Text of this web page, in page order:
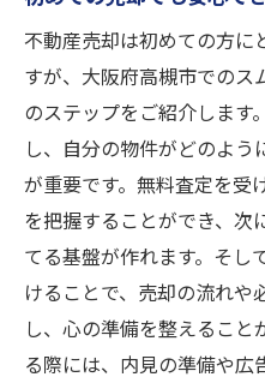
不動産売却は初めての方に
すが、大阪府高槻市でのス
のステップをご紹介します
し、自分の物件がどのよう
が重要です。無料査定を受
を把握することができ、次
てる基盤が作れます。そし
けることで、売却の流れや
し、心の準備を整えること
る際には、内見の準備や広